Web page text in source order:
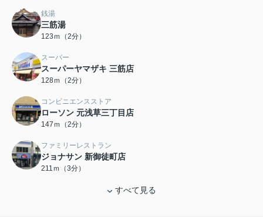
銭湯
三筋湯
123ｍ（2分）
スーパー
スーパーヤマザキ 三筋店
128ｍ（2分）
コンビニエンスストア
ローソン 元浅草三丁目店
147ｍ（2分）
ファミリーレストラン
ジョナサン 新御徒町店
211ｍ（3分）
すべて見る